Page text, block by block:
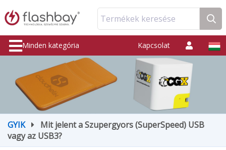
Termékek keresése
Minden kategória Kapcsolat
GYIK
Mit jelent a Szupergyors (SuperSpeed) USB
vagy az USB3?